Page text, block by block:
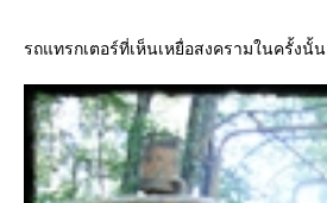
รถแทรกเตอร์ที่เห็นเหยื่อสงครามในครั้งนั้น